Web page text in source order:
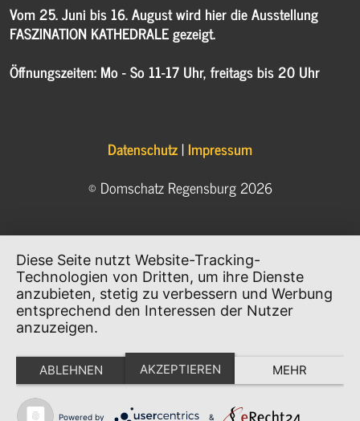
Vom 25. Juni bis 16. August wird hier die Ausstellung
FASZINATION KATHEDRALE gezeigt.
Öffnungszeiten: Mo - So 11-17 Uhr, freitags bis 20 Uhr
Datenschutz|Impressum
© Domschatz Regensburg 2026
Diese Seite nutzt Website-Tracking-
Technologien von Dritten, um ihre Dienste
anzubieten, stetig zu verbessern und Werbung
entsprechend den Interessen der Nutzer
anzuzeigen.
ABLEHNEN AKZEPTIEREN MEHR
Powered by &